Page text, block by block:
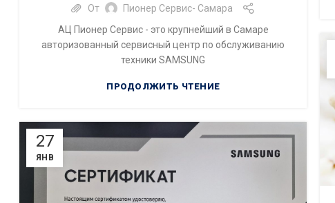
От
Пионер Сервис- Самара
АЦ Пионер Сервис - это крупнейший в Самаре
авторизованный сервисный центр по обслуживанию
техники SAMSUNG
ПРОДОЛЖИТЬ ЧТЕНИЕ
27
ЯНВ